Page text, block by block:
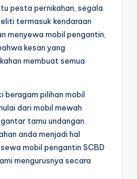
pesta pernikahan, segala
termasuk kendaraan
menyewa mobil pengantin,
kesan yang
membuat semua
beragam pilihan mobil
dari mobil mewah
tamu undangan.
anda menjadi hal
mobil pengantin SCBD
mengurusnya secara